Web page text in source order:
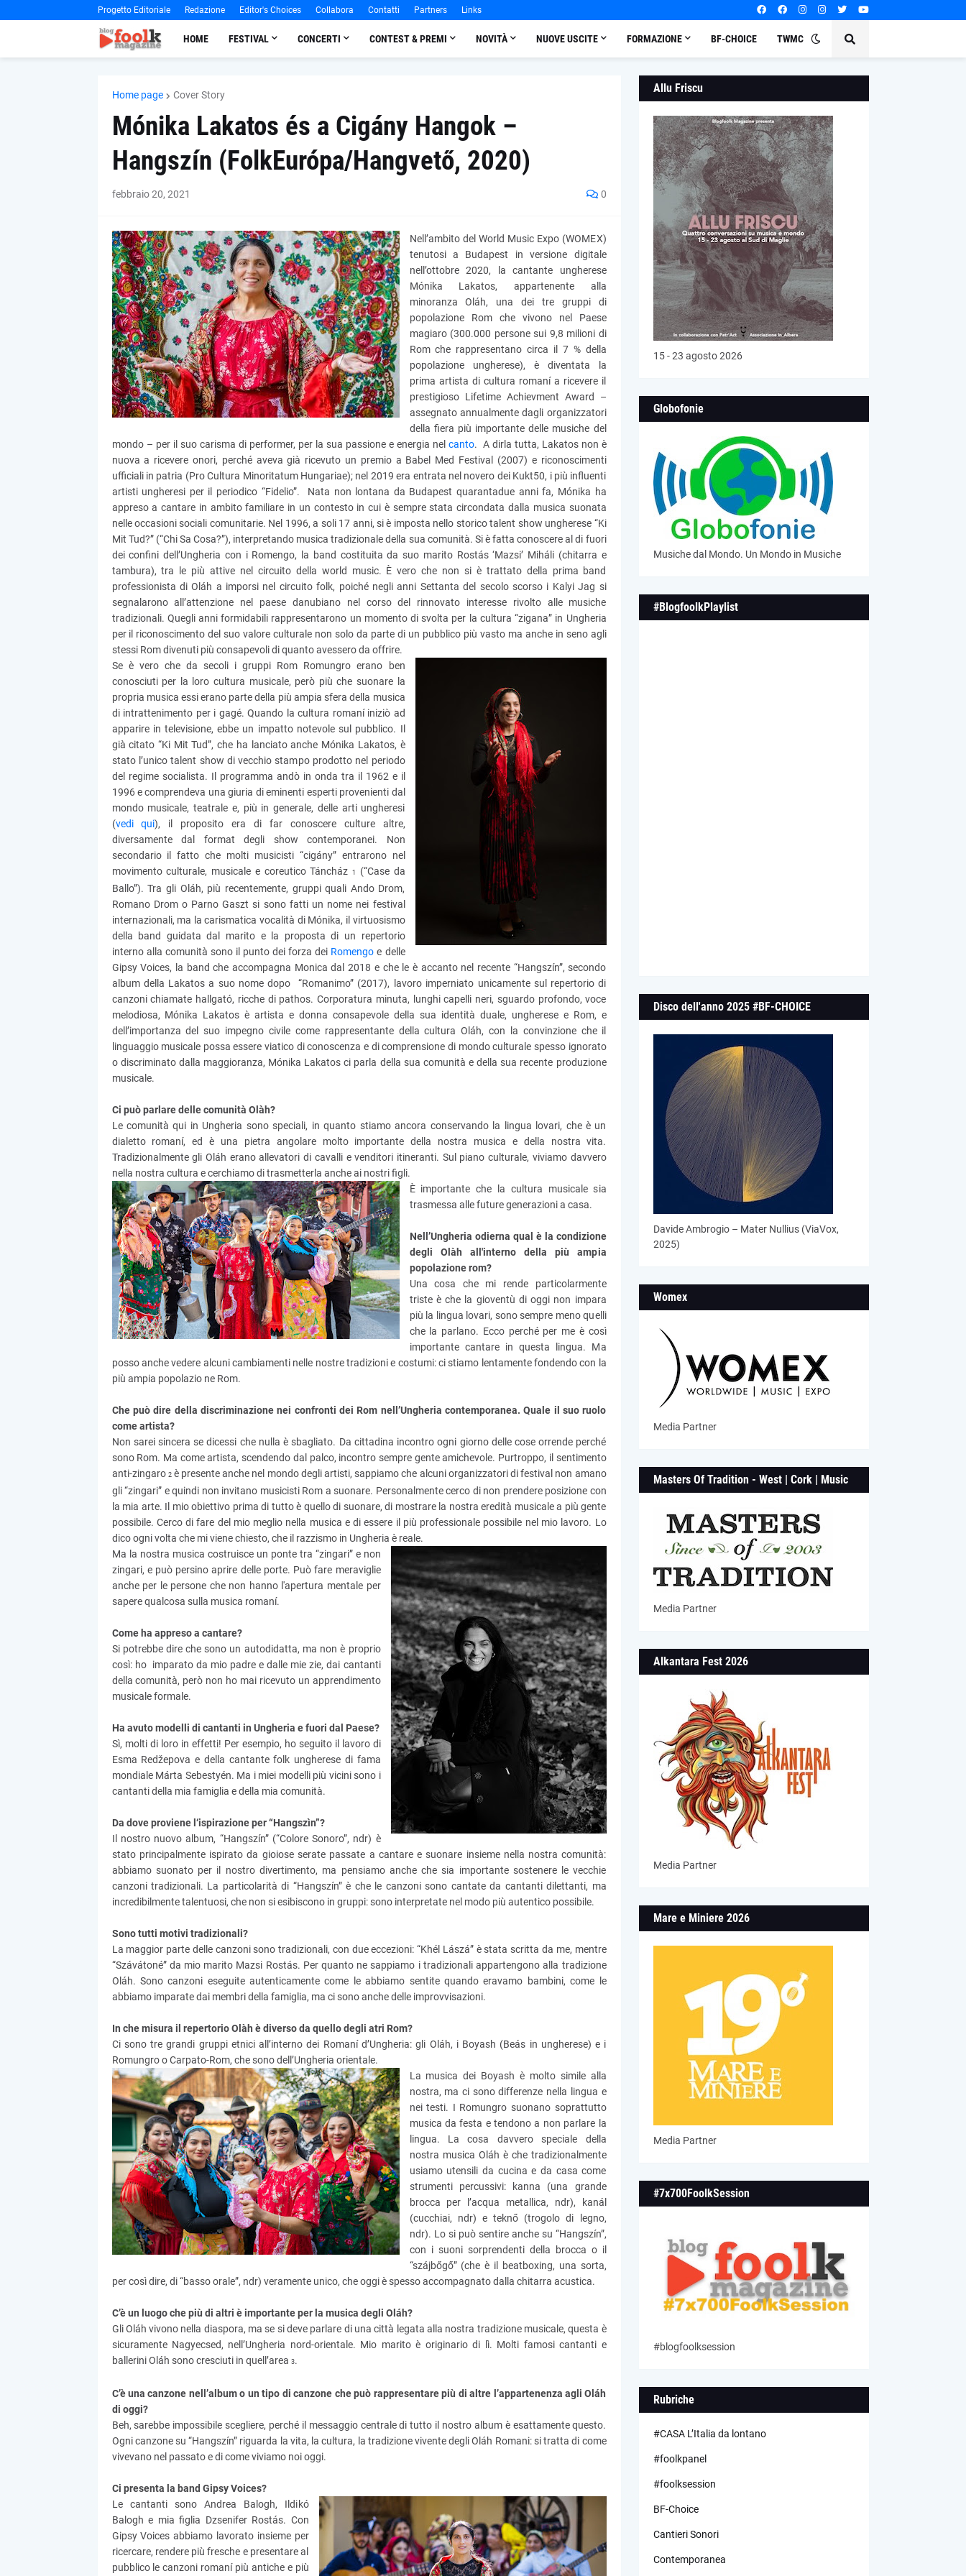
Progetto Editoriale Redazione Editor's Choices Collabora Contatti Partners Links
HOME FESTIVAL CONCERTI CONTEST & PREMI NOVITÀ NUOVE USCITE FORMAZIONE BF-CHOICE TWMC
Home page Cover Story
Mónika Lakatos és a Cigány Hangok –
Hangszín (FolkEurópa/Hangvető, 2020)
febbraio 20, 2021 0
Nell’ambito del World Music Expo (WOMEX)
tenutosi a Budapest in versione digitale
nell’ottobre 2020, la cantante ungherese
Mónika Lakatos, appartenente alla
minoranza Oláh, una dei tre gruppi di
popolazione Rom che vivono nel Paese
magiaro (300.000 persone sui 9,8 milioni di
Rom che rappresentano circa il 7 % della
popolazione ungherese), è diventata la
prima artista di cultura romaní a ricevere il
prestigioso Lifetime Achievment Award –
assegnato annualmente dagli organizzatori
della fiera più importante delle musiche del
mondo – per il suo carisma di performer, per la sua passione e energia nel canto. A dirla tutta, Lakatos non è
nuova a ricevere onori, perché aveva già ricevuto un premio a Babel Med Festival (2007) e riconoscimenti
ufficiali in patria (Pro Cultura Minoritatum Hungariae); nel 2019 era entrata nel novero dei Kukt50, i più influenti
artisti ungheresi per il periodico “Fidelio”. Nata non lontana da Budapest quarantadue anni fa, Mónika ha
appreso a cantare in ambito familiare in un contesto in cui è sempre stata circondata dalla musica suonata
nelle occasioni sociali comunitarie. Nel 1996, a soli 17 anni, si è imposta nello storico talent show ungherese “Ki
Mit Tud?” (“Chi Sa Cosa?”), interpretando musica tradizionale della sua comunità. Si è fatta conoscere al di fuori
dei confini dell’Ungheria con i Romengo, la band costituita da suo marito Rostás ‘Mazsi’ Miháli (chitarra e
tambura), tra le più attive nel circuito della world music. È vero che non si è trattato della prima band
professionista di Oláh a imporsi nel circuito folk, poiché negli anni Settanta del secolo scorso i Kalyi Jag si
segnalarono all’attenzione nel paese danubiano nel corso del rinnovato interesse rivolto alle musiche
tradizionali. Quegli anni formidabili rappresentarono un momento di svolta per la cultura “zigana” in Ungheria
per il riconoscimento del suo valore culturale non solo da parte di un pubblico più vasto ma anche in seno agli
stessi Rom divenuti più consapevoli di quanto avessero da offrire.
Se è vero che da secoli i gruppi Rom Romungro erano ben
conosciuti per la loro cultura musicale, però più che suonare la
propria musica essi erano parte della più ampia sfera della musica
di intrattenimento per i gagé. Quando la cultura romaní iniziò ad
apparire in televisione, ebbe un impatto notevole sul pubblico. Il
già citato “Ki Mit Tud”, che ha lanciato anche Mónika Lakatos, è
stato l’unico talent show di vecchio stampo prodotto nel periodo
del regime socialista. Il programma andò in onda tra il 1962 e il
1996 e comprendeva una giuria di eminenti esperti provenienti dal
mondo musicale, teatrale e, più in generale, delle arti ungheresi
(vedi qui), il proposito era di far conoscere culture altre,
diversamente dal format degli show contemporanei. Non
secondario il fatto che molti musicisti “cigány” entrarono nel
movimento culturale, musicale e coreutico Táncház 1
(“Case da
Ballo”). Tra gli Oláh, più recentemente, gruppi quali Ando Drom,
Romano Drom o Parno Gaszt si sono fatti un nome nei festival
internazionali, ma la carismatica vocalità di Mónika, il virtuosismo
della band guidata dal marito e la proposta di un repertorio
interno alla comunità sono il punto dei forza dei Romengo e delle
Gipsy Voices, la band che accompagna Monica dal 2018 e che le è accanto nel recente “Hangszín”, secondo
album della Lakatos a suo nome dopo “Romanimo” (2017), lavoro imperniato unicamente sul repertorio di
canzoni chiamate hallgató, ricche di pathos. Corporatura minuta, lunghi capelli neri, sguardo profondo, voce
melodiosa, Mónika Lakatos è artista e donna consapevole della sua identità duale, ungherese e Rom, e
dell’importanza del suo impegno civile come rappresentante della cultura Oláh, con la convinzione che il
linguaggio musicale possa essere viatico di conoscenza e di comprensione di mondo culturale spesso ignorato
o discriminato dalla maggioranza, Mónika Lakatos ci parla della sua comunità e della sua recente produzione
musicale.
Ci può parlare delle comunità Olàh?
Le comunità qui in Ungheria sono speciali, in quanto stiamo ancora conservando la lingua lovari, che è un
dialetto romaní, ed è una pietra angolare molto importante della nostra musica e della nostra vita.
Tradizionalmente gli Oláh erano allevatori di cavalli e venditori itineranti. Sul piano culturale, viviamo davvero
nella nostra cultura e cerchiamo di trasmetterla anche ai nostri figli.
È importante che la cultura musicale sia
trasmessa alle future generazioni a casa.
Nell’Ungheria odierna qual è la condizione
degli Olàh all'interno della più ampia
popolazione rom?
Una cosa che mi rende particolarmente
triste è che la gioventù di oggi non impara
più la lingua lovari, sono sempre meno quelli
che la parlano. Ecco perché per me è così
importante cantare in questa lingua. Ma
posso anche vedere alcuni cambiamenti nelle nostre tradizioni e costumi: ci stiamo lentamente fondendo con la
più ampia popolazio ne Rom.
Che può dire della discriminazione nei confronti dei Rom nell’Ungheria contemporanea. Quale il suo ruolo
come artista?
Non sarei sincera se dicessi che nulla è sbagliato. Da cittadina incontro ogni giorno delle cose orrende perché
sono Rom. Ma come artista, scendendo dal palco, incontro sempre gente amichevole. Purtroppo, il sentimento
anti-zingaro 2è presente anche nel mondo degli artisti, sappiamo che alcuni organizzatori di festival non amano
gli “zingari” e quindi non invitano musicisti Rom a suonare. Personalmente cerco di non prendere posizione con
la mia arte. Il mio obiettivo prima di tutto è quello di suonare, di mostrare la nostra eredità musicale a più gente
possibile. Cerco di fare del mio meglio nella musica e di essere il più professionale possibile nel mio lavoro. Lo
dico ogni volta che mi viene chiesto, che il razzismo in Ungheria è reale.
Ma la nostra musica costruisce un ponte tra “zingari” e non
zingari, e può persino aprire delle porte. Può fare meraviglie
anche per le persone che non hanno l'apertura mentale per
sapere qualcosa sulla musica romaní.
Come ha appreso a cantare?
Si potrebbe dire che sono un autodidatta, ma non è proprio
così: ho imparato da mio padre e dalle mie zie, dai cantanti
della comunità, però non ho mai ricevuto un apprendimento
musicale formale.
Ha avuto modelli di cantanti in Ungheria e fuori dal Paese?
Sì, molti di loro in effetti! Per esempio, ho seguito il lavoro di
Esma Redžepova e della cantante folk ungherese di fama
mondiale Márta Sebestyén. Ma i miei modelli più vicini sono i
cantanti della mia famiglia e della mia comunità.
Da dove proviene l‘ispirazione per “Hangszìn”?
Il nostro nuovo album, “Hangszín” (“Colore Sonoro”, ndr) è
stato principalmente ispirato da gioiose serate passate a cantare e suonare insieme nella nostra comunità:
abbiamo suonato per il nostro divertimento, ma pensiamo anche che sia importante sostenere le vecchie
canzoni tradizionali. La particolarità di “Hangszín” è che le canzoni sono cantate da cantanti dilettanti, ma
incredibilmente talentuosi, che non si esibiscono in gruppi: sono interpretate nel modo più autentico possibile.
Sono tutti motivi tradizionali?
La maggior parte delle canzoni sono tradizionali, con due eccezioni: “Khél Lászá” è stata scritta da me, mentre
“Szávátoné” da mio marito Mazsi Rostás. Per quanto ne sappiamo i tradizionali appartengono alla tradizione
Oláh. Sono canzoni eseguite autenticamente come le abbiamo sentite quando eravamo bambini, come le
abbiamo imparate dai membri della famiglia, ma ci sono anche delle improvvisazioni.
In che misura il repertorio Olàh è diverso da quello degli atri Rom?
Ci sono tre grandi gruppi etnici all’interno dei Romaní d’Ungheria: gli Oláh, i Boyash (Beás in ungherese) e i
Romungro o Carpato-Rom, che sono dell’Ungheria orientale.
La musica dei Boyash è molto simile alla
nostra, ma ci sono differenze nella lingua e
nei testi. I Romungro suonano soprattutto
musica da festa e tendono a non parlare la
lingua. La cosa davvero speciale della
nostra musica Oláh è che tradizionalmente
usiamo utensili da cucina e da casa come
strumenti percussivi: kanna (una grande
brocca per l’acqua metallica, ndr), kanál
(cucchiai, ndr) e teknő (trogolo di legno,
ndr). Lo si può sentire anche su “Hangszín”,
con i suoni sorprendenti della brocca o il
“szájbőgő” (che è il beatboxing, una sorta,
per così dire, di “basso orale”, ndr) veramente unico, che oggi è spesso accompagnato dalla chitarra acustica.
C’è un luogo che più di altri è importante per la musica degli Oláh?
Gli Oláh vivono nella diaspora, ma se si deve parlare di una città legata alla nostra tradizione musicale, questa è
sicuramente Nagyecsed, nell’Ungheria nord-orientale. Mio marito è originario di lì. Molti famosi cantanti e
ballerini Oláh sono cresciuti in quell’area 3.
C’è una canzone nell’album o un tipo di canzone che può rappresentare più di altre l’appartenenza agli Oláh
di oggi?
Beh, sarebbe impossibile scegliere, perché il messaggio centrale di tutto il nostro album è esattamente questo.
Ogni canzone su “Hangszín” riguarda la vita, la cultura, la tradizione vivente degli Oláh Romani: si tratta di come
vivevano nel passato e di come viviamo noi oggi.
Ci presenta la band Gipsy Voices?
Le cantanti sono Andrea Balogh, Ildikó
Balogh e mia figlia Dzsenifer Rostás. Con
Gipsy Voices abbiamo lavorato insieme per
ricercare, rendere più fresche e presentare al
pubblico le canzoni romaní più antiche e più
Allu Friscu
15 - 23 agosto 2026
Globofonie
Musiche dal Mondo. Un Mondo in Musiche
#BlogfoolkPlaylist
Disco dell'anno 2025 #BF-CHOICE
Davide Ambrogio – Mater Nullius (ViaVox,
2025)
Womex
Media Partner
Masters Of Tradition - West | Cork | Music
Media Partner
Alkantara Fest 2026
Media Partner
Mare e Miniere 2026
Media Partner
#7x700FoolkSession
#blogfoolksession
Rubriche
#CASA L’Italia da lontano
#foolkpanel
#foolksession
BF-Choice
Cantieri Sonori
Contemporanea